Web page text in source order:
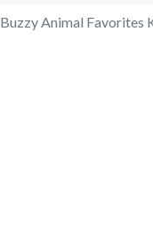
Buzzy Animal Favorites